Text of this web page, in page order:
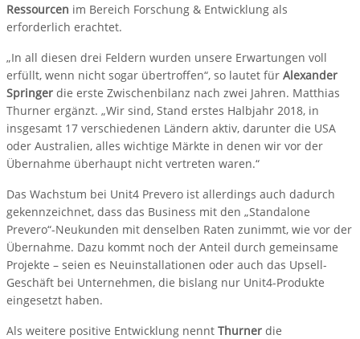
Ressourcen im Bereich Forschung & Entwicklung als
erforderlich erachtet.
„In all diesen drei Feldern wurden unsere Erwartungen voll
erfüllt, wenn nicht sogar übertroffen“, so lautet für Alexander
Springer die erste Zwischenbilanz nach zwei Jahren. Matthias
Thurner ergänzt. „Wir sind, Stand erstes Halbjahr 2018, in
insgesamt 17 verschiedenen Ländern aktiv, darunter die USA
oder Australien, alles wichtige Märkte in denen wir vor der
Übernahme überhaupt nicht vertreten waren.“
Das Wachstum bei Unit4 Prevero ist allerdings auch dadurch
gekennzeichnet, dass das Business mit den „Standalone
Prevero“-Neukunden mit denselben Raten zunimmt, wie vor der
Übernahme. Dazu kommt noch der Anteil durch gemeinsame
Projekte – seien es Neuinstallationen oder auch das Upsell-
Geschäft bei Unternehmen, die bislang nur Unit4-Produkte
eingesetzt haben.
Als weitere positive Entwicklung nennt Thurner die